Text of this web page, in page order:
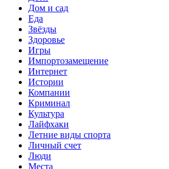
Дом и сад
Еда
Звёзды
Здоровье
Игры
Импортозамещение
Интернет
Истории
Компании
Криминал
Культура
Лайфхаки
Летние виды спорта
Личный счет
Люди
Места